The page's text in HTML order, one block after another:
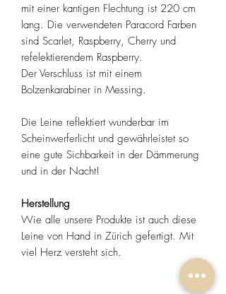
mit einer kantigen Flechtung ist 220 cm
lang. Die verwendeten Paracord Farben
sind Scarlet, Raspberry, Cherry und
refelektierendem Raspberry.
Der Verschluss ist mit einem
Bolzenkarabiner in Messing.
Die Leine reflektiert wunderbar im
Scheinwerferlicht und gewährleistet so
eine gute Sichbarkeit in der Dämmerung
und in der Nacht!
Herstellung
Wie alle unsere Produkte ist auch diese
Leine von Hand in Zürich gefertigt. Mit
viel Herz versteht sich.